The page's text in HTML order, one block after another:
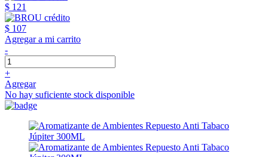
$ 121
$ 107
Agregar a mi carrito
-
+
Agregar
No hay suficiente stock disponible